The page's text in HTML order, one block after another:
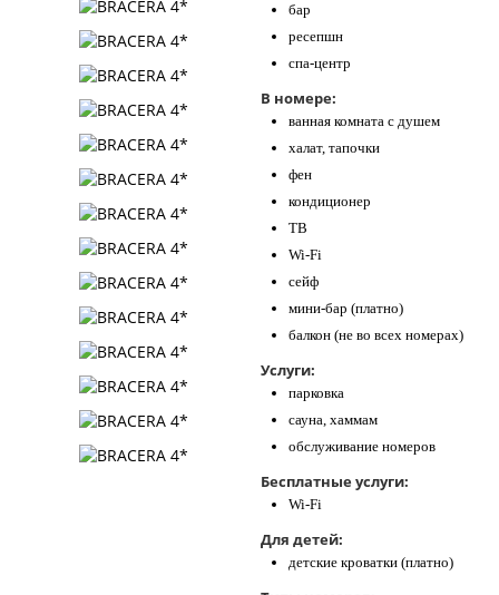
бар
ресепшн
спа-центр
В номере:
ванная комната с душем
халат, тапочки
фен
кондиционер
ТВ
Wi-Fi
сейф
мини-бар (платно)
балкон (не во всех номерах)
Услуги:
парковка
сауна, хаммам
обслуживание номеров
Бесплатные услуги:
Wi-Fi
Для детей:
детские кроватки (платно)